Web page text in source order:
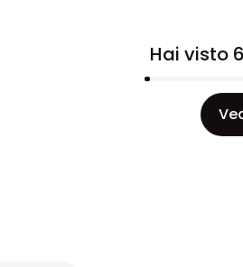
Hai visto